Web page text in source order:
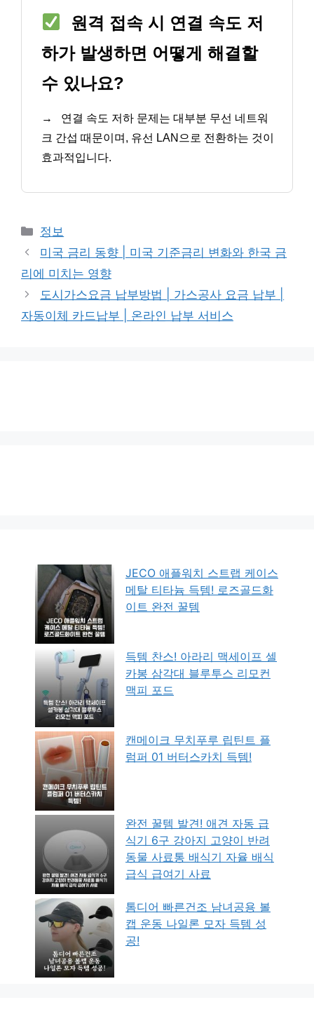
원격 접속 시 연결 속도 저
하가 발생하면 어떻게 해결할
수 있나요?
→
연결 속도 저하 문제는 대부분 무선 네트워
크 간섭 때문이며, 유선 LAN으로 전환하는 것이
효과적입니다.
카
테
고
리
정보
미국 금리 동향 | 미국 기준금리 변화와 한국 금
리에 미치는 영향
도시가스요금 납부방법 | 가스공사 요금 납부 |
자동이체 카드납부 | 온라인 납부 서비스
JECO 애플워치 스트랩 케이스
메탈 티타늄 득템! 로즈골드화
이트 완전 꿀템
득템 찬스! 아라리 맥세이프 셀
카봉 삼각대 블루투스 리모컨
맥피 포드
캔메이크 무치푸루 립틴트 플
럼퍼 01 버터스카치 득템!
완전 꿀템 발견! 애견 자동 급
식기 6구 강아지 고양이 반려
동물 사료통 배식기 자율 배식
급식 급여기 사료
톰디어 빠른건조 남녀공용 볼
캡 운동 나일론 모자 득템 성
공!